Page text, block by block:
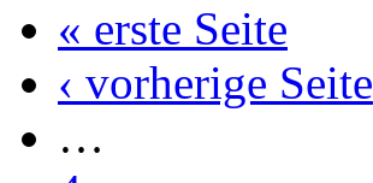
« erste Seite
‹ vorherige Seite
…